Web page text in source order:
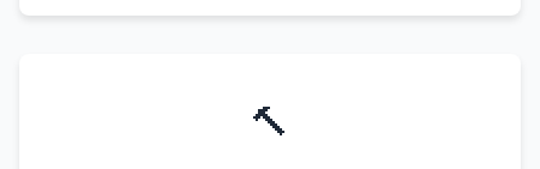
🔨